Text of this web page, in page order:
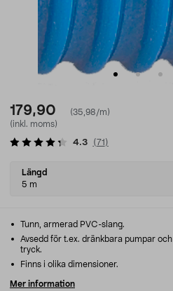
179,90
(35,98/m)
(inkl. moms)
4.3 (71 )
Select
variant
Längd
5 m
Tunn, armerad PVC-slang.
Avsedd för t.ex. dränkbara pumpar
tryck.
Finns i olika dimensioner.
Mer information